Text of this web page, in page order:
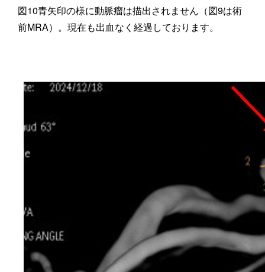
図10青矢印の様に動脈瘤は描出されません（図9は術
前MRA）。現在も出血なく経過しております。